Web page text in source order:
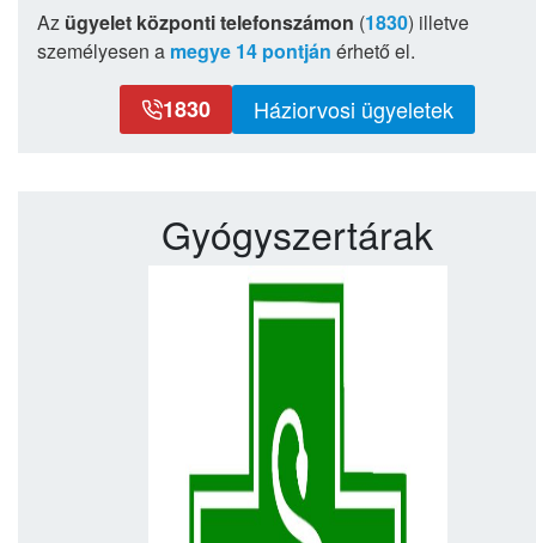
Az ügyelet központi telefonszámon (1830) illetve
személyesen a megye 14 pontján érhető el.
1830 Háziorvosi ügyeletek
Gyógyszertárak